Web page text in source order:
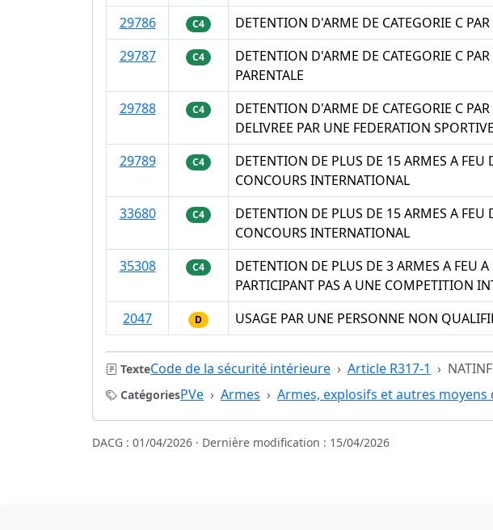
29786
C4
DETENTION D'ARME DE CATEGORIE C
29787
C4
DETENTION D'ARME DE CATEGORIE C
PARENTALE
29788
C4
DETENTION D'ARME DE CATEGORIE C
DELIVREE PAR UNE FEDERATION
29789
C4
DETENTION DE PLUS DE 15 ARMES A
CONCOURS INTERNATIONAL
33680
C4
DETENTION DE PLUS DE 15 ARMES A
CONCOURS INTERNATIONAL
35308
C4
DETENTION DE PLUS DE 3 ARMES A FEU
PARTICIPANT PAS A UNE COMPETITION
2047
D USAGE PAR UNE PERSONNE NON
TexteCode de la sécurité intérieure Article R317-1
CatégoriesPVe Armes Armes, explosifs et autres moyens
DACG : 01/04/2026 · Dernière modification : 15/04/2026